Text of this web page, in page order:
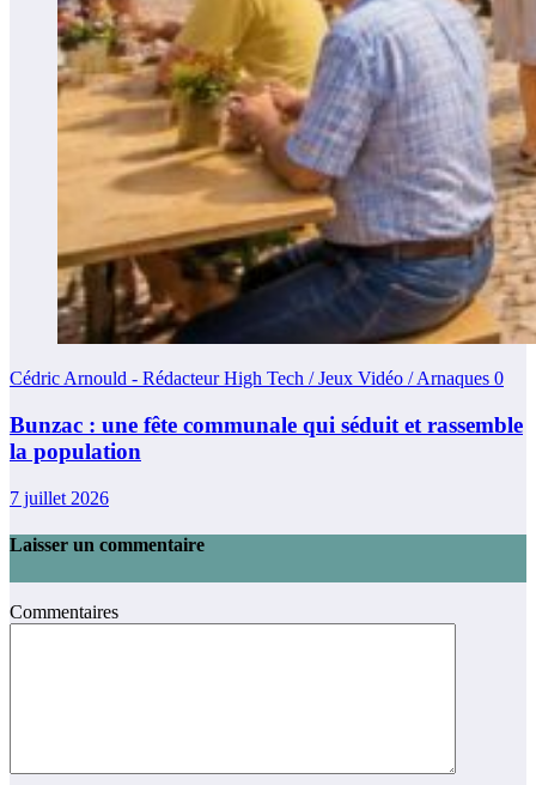
Cédric Arnould - Rédacteur High Tech / Jeux Vidéo / Arnaques 0
Bunzac : une fête communale qui séduit et rassemble
la population
7 juillet 2026
Laisser un commentaire
Commentaires